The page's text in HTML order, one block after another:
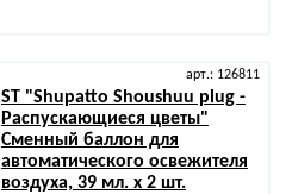
арт.: 126811
ST"Shupatto Shoushuu plug -
Распускающиеся цветы"
Сменный баллон для
автоматического освежителя
воздуха, 39 мл. х 2 шт.